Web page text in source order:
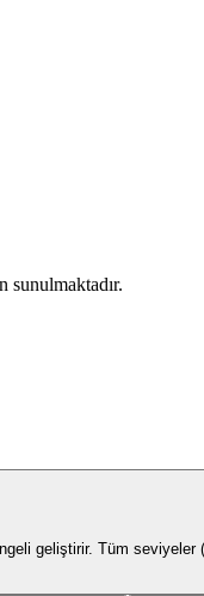
sunulmaktadır.
geliştirir. Tüm seviyeler